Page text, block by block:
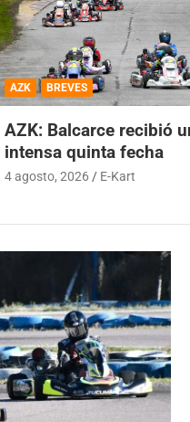
AZK BREVES
AZK: Balcarce recibió
intensa quinta fecha
4 agosto, 2026 E-Kart